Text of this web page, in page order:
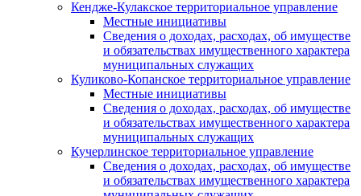
Кендже-Кулакское территориальное управление
Местные инициативы
Сведения о доходах, расходах, об имуществе
и обязательствах имущественного характера
муниципальных служащих
Куликово-Копанское территориальное управление
Местные инициативы
Сведения о доходах, расходах, об имуществе
и обязательствах имущественного характера
муниципальных служащих
Кучерлинское территориальное управление
Сведения о доходах, расходах, об имуществе
и обязательствах имущественного характера